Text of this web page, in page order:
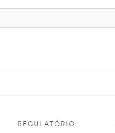
REGULATÓRIO